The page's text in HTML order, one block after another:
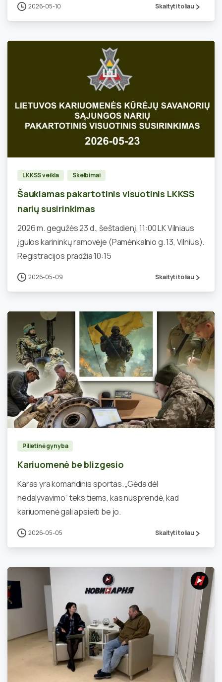
2026-05-10 Skaityti toliau
LKKSS veikla Skelbimai
Šaukiamas pakartotinis visuotinis LKKSS
narių susirinkimas
2026 m. gegužės 23 d., šeštadienį, 11:00 LK Vilniaus
įgulos karininkų ramovėje (Pamėnkalnio g. 13, Vilnius).
Registracijos pradžia 10:15
2026-05-09 Skaityti toliau
0
Pilietinė gynyba
Kariuomenė be blizgesio
Karas yra komandinis sportas. „Gėda dėl
nedalyvavimo“ teks tiems, kas nusprendė, kad
kariuomenė gali apsieiti be jo.
2026-05-05 Skaityti toliau
0